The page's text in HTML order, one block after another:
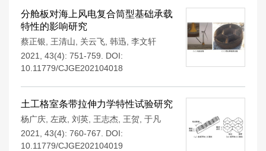
分舱板对海上风电复合筒型基础承载
特性的影响研究
蔡正银 王清山 关云飞 韩迅 李文轩
2021, 43(4): 751-759.
DOI:
10.11779/CJGE202104018
土工格室条带拉伸力学特性试验研究
杨广庆 左政 刘英 王志杰 王贺 于凡
2021, 43(4): 760-767.
DOI:
10.11779/CJGE202104019